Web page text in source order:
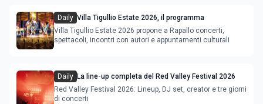
Daily Villa Tigullio Estate 2026, il programma
Villa Tigullio Estate 2026 propone a Rapallo concerti,
spettacoli, incontri con autori e appuntamenti culturali
Daily La line-up completa del Red Valley Festival 2026
Red Valley Festival 2026: Lineup, DJ set, creator e tre giorni
di concerti